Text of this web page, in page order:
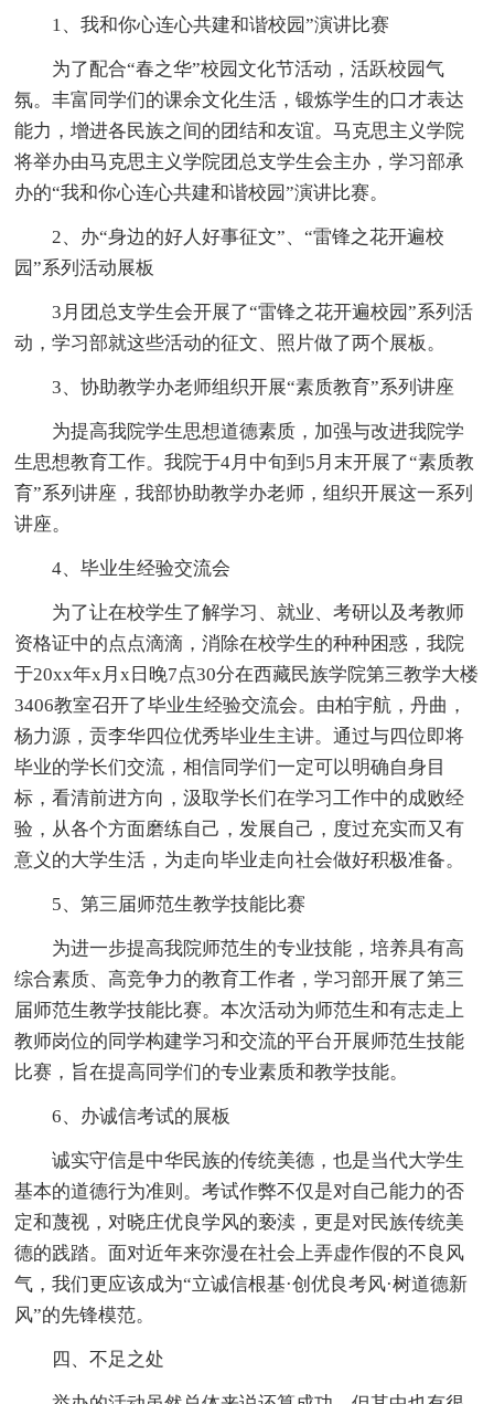
1、我和你心连心共建和谐校园”演讲比赛
为了配合“春之华”校园文化节活动，活跃校园气
氛。丰富同学们的课余文化生活，锻炼学生的口才表达
能力，增进各民族之间的团结和友谊。马克思主义学院
将举办由马克思主义学院团总支学生会主办，学习部承
办的“我和你心连心共建和谐校园”演讲比赛。
2、办“身边的好人好事征文”、“雷锋之花开遍校
园”系列活动展板
3月团总支学生会开展了“雷锋之花开遍校园”系列活
动，学习部就这些活动的征文、照片做了两个展板。
3、协助教学办老师组织开展“素质教育”系列讲座
为提高我院学生思想道德素质，加强与改进我院学
生思想教育工作。我院于4月中旬到5月末开展了“素质教
育”系列讲座，我部协助教学办老师，组织开展这一系列
讲座。
4、毕业生经验交流会
为了让在校学生了解学习、就业、考研以及考教师
资格证中的点点滴滴，消除在校学生的种种困惑，我院
于20xx年x月x日晚7点30分在西藏民族学院第三教学大楼
3406教室召开了毕业生经验交流会。由柏宇航，丹曲，
杨力源，贡李华四位优秀毕业生主讲。通过与四位即将
毕业的学长们交流，相信同学们一定可以明确自身目
标，看清前进方向，汲取学长们在学习工作中的成败经
验，从各个方面磨练自己，发展自己，度过充实而又有
意义的大学生活，为走向毕业走向社会做好积极准备。
5、第三届师范生教学技能比赛
为进一步提高我院师范生的专业技能，培养具有高
综合素质、高竞争力的教育工作者，学习部开展了第三
届师范生教学技能比赛。本次活动为师范生和有志走上
教师岗位的同学构建学习和交流的平台开展师范生技能
比赛，旨在提高同学们的专业素质和教学技能。
6、办诚信考试的展板
诚实守信是中华民族的传统美德，也是当代大学生
基本的道德行为准则。考试作弊不仅是对自己能力的否
定和蔑视，对晓庄优良学风的亵渎，更是对民族传统美
德的践踏。面对近年来弥漫在社会上弄虚作假的不良风
气，我们更应该成为“立诚信根基·创优良考风·树道德新
风”的先锋模范。
四、不足之处